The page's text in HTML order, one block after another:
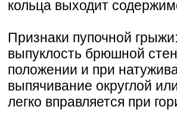
кольца выходит
Признаки пупочной
выпуклость брюшной
положении и при
выпячивание округлой
легко вправляется при